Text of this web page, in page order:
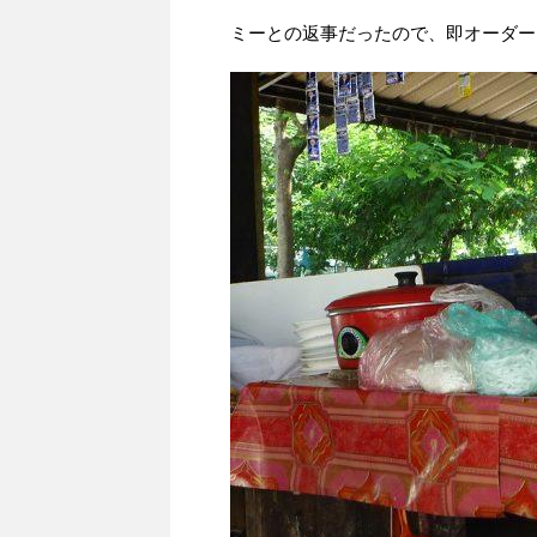
ミーとの返事だったので、即オーダ